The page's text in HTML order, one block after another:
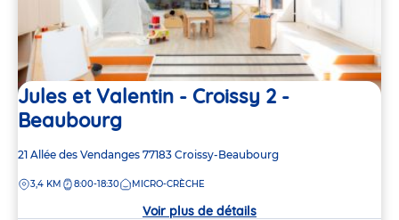
Jules et Valentin - Croissy 2 -
Beaubourg
Adresse
la
21 Allée des Vendanges 77183 Croissy-Beaubourg
DISTANCE
3,4 KM 8:00-18:30 MICRO-CRÈCHE
Voir plus de détails